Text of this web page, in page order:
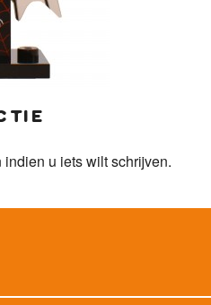
indien u iets wilt schrijven.